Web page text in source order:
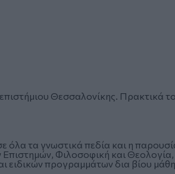
Θεσσαλονίκης. Πρακτικά
τα γνωστικά πεδία και η
Φιλοσοφική και
ειδικών προγραμμάτων δια βίου